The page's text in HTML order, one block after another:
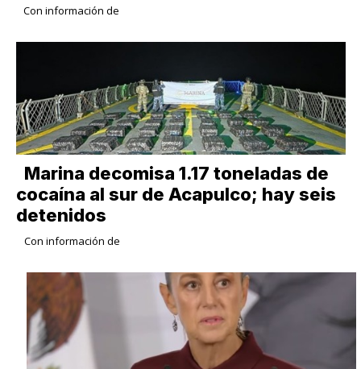
Con información de
Marina decomisa 1.17 toneladas de
cocaína al sur de Acapulco; hay seis
detenidos
Con información de